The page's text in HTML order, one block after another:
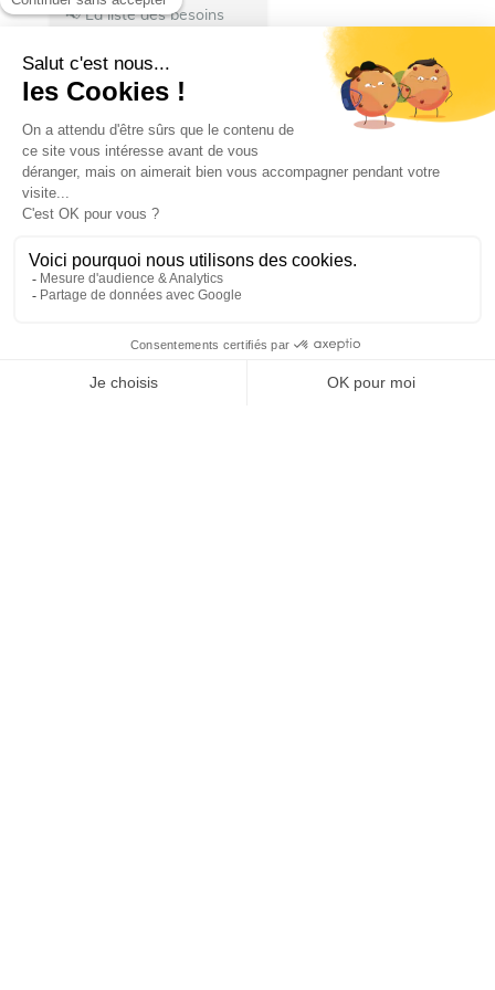
📢 La liste des besoins
avons besoin de
nourriture pour les repas
des pompiers hébergés à
Talence. N’hésitez pas à
donner : 🍽️ Denrées...
25 13 1
SHOW MORE